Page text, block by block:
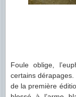
Foule oblige,
certains
de la première